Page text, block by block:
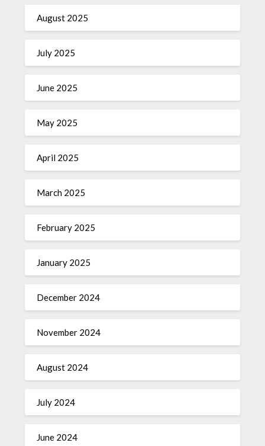
August 2025
July 2025
June 2025
May 2025
April 2025
March 2025
February 2025
January 2025
December 2024
November 2024
August 2024
July 2024
June 2024